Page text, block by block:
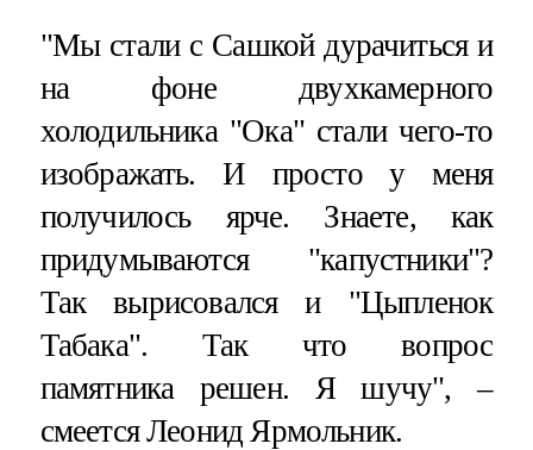
"Мы стали с Сашкой дурачиться и
на фоне двухкамерного
холодильника "Ока" стали чего-то
изображать. И просто у меня
получилось ярче. Знаете, как
придумываются "капустники"?
Так вырисовался и "Цыпленок
Табака". Так что вопрос
памятника решен. Я шучу", –
смеется Леонид Ярмольник.